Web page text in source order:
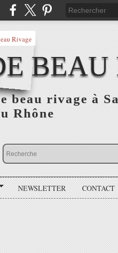
BEAU
rivage à
Rhône
NEWSLETTER CONTACT